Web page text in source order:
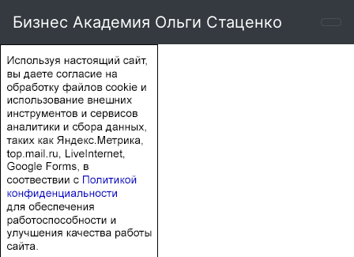
Бизнес Академия Ольги Стаценко